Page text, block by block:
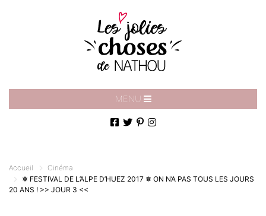
MENU
Accueil
Cinéma
❅ FESTIVAL DE L’ALPE D’HUEZ 2017 ❅ ON N’A PAS TOUS LES JOURS
20 ANS ! >> JOUR 3 <<